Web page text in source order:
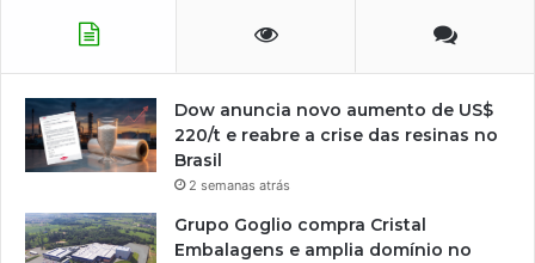
Dow anuncia novo aumento de US$
220/t e reabre a crise das resinas no
Brasil
2 semanas atrás
Grupo Goglio compra Cristal
Embalagens e amplia domínio no